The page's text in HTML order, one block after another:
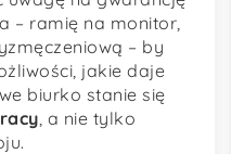
– ramię na monitor,
– by
jakie daje
biurko stanie się
, a nie tylko